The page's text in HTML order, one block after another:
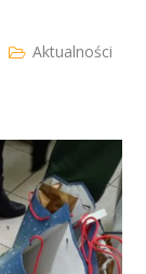
Aktualności